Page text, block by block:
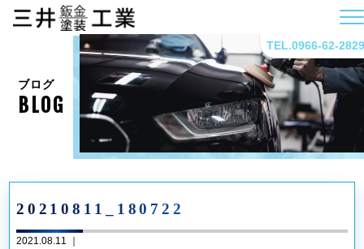
TEL.0966-62-2829
ブログ
BLOG
20210811_180722
2021.08.11 ｜